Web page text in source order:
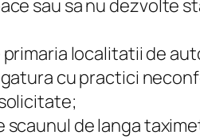
sau sa nu dezvolte
primaria localitatii de
cu practici
scaunul de langa